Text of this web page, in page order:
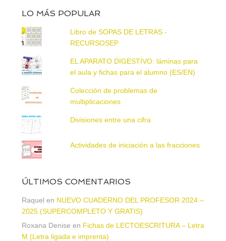
LO MÁS POPULAR
Libro de SOPAS DE LETRAS -
RECURSOSEP
EL APARATO DIGESTIVO: láminas para
el aula y fichas para el alumno (ES/EN)
Colección de problemas de
multiplicaciones
Divisiones entre una cifra
Actividades de iniciación a las fracciones
ÚLTIMOS COMENTARIOS
Raquel en NUEVO CUADERNO DEL PROFESOR 2024 –
2025 (SUPERCOMPLETO Y GRATIS)
Roxana Denise en Fichas de LECTOESCRITURA – Letra
M (Letra ligada e imprenta)